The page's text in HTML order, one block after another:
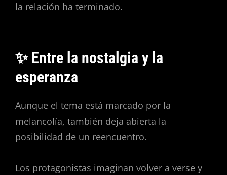
la relación ha terminado.
✨ Entre la nostalgia y la
esperanza
Aunque el tema está marcado por la
melancolía, también deja abierta la
posibilidad de un reencuentro.
Los protagonistas imaginan volver a verse y